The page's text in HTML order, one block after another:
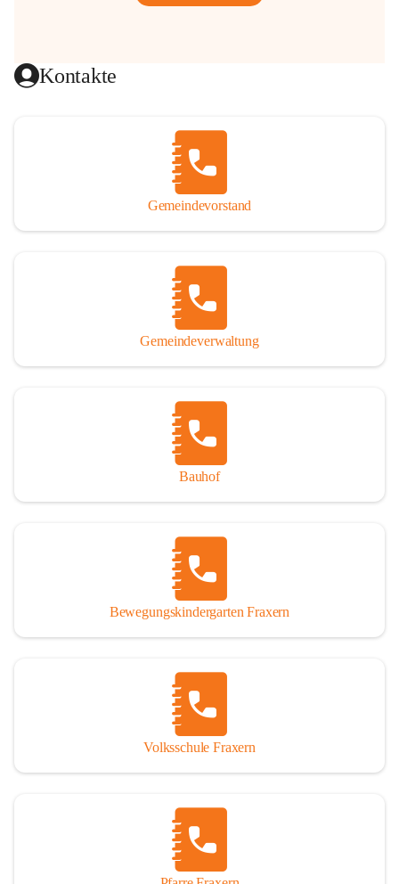
Kontakte
Gemeindevorstand
Gemeindeverwaltung
Bauhof
Bewegungskindergarten Fraxern
Volksschule Fraxern